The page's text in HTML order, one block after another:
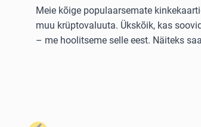
Meie kõige populaarsemate
muu krüptovaluuta. Ükskõik, kas
– me hoolitseme selle eest. Näiteks